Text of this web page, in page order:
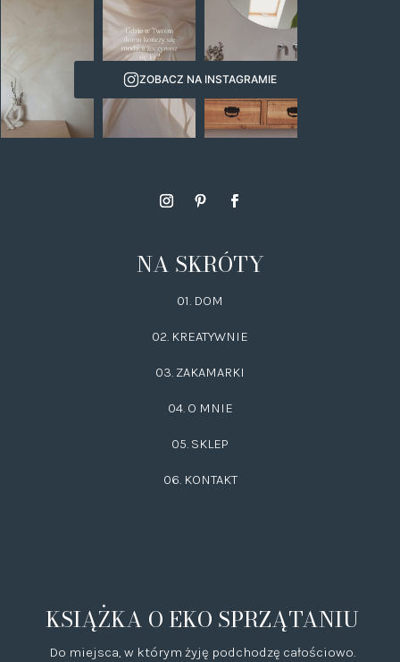
ZOBACZ NA INSTAGRAMIE
NA SKRÓTY
01. DOM
02. KREATYWNIE
03. ZAKAMARKI
04. O MNIE
05. SKLEP
06. KONTAKT
KSIĄŻKA O EKO SPRZĄTANIU
Do miejsca, w którym żyję podchodzę całościowo.